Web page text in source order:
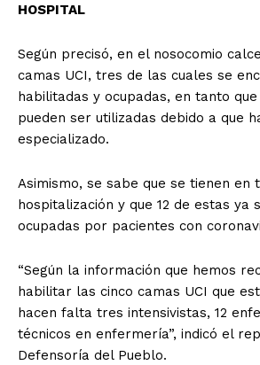
HOSPITAL
Según precisó, en el nosocomio
camas UCI, tres de las cuales se
habilitadas y ocupadas, en tanto
pueden ser utilizadas debido a que
especializado.
Asimismo, se sabe que se tienen en
hospitalización y que 12 de estas ya
ocupadas por pacientes con
“Según la información que hemos
habilitar las cinco camas UCI que
hacen falta tres intensivistas, 12
técnicos en enfermería”, indicó el
Defensoría del Pueblo.